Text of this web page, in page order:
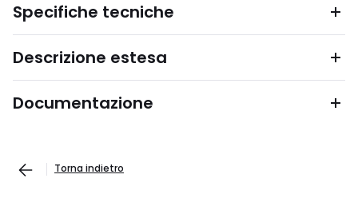
Specifiche tecniche
Descrizione estesa
Documentazione
Torna indietro